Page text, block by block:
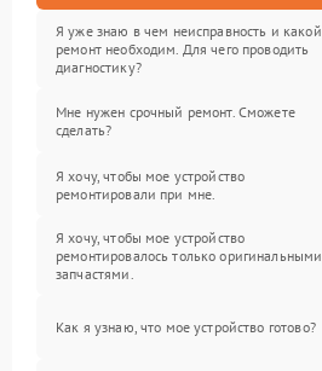
Я уже знаю в чем неисправность и какой
ремонт необходим. Для чего проводить
диагностику?
Мне нужен срочный ремонт. Сможете
сделать?
Я хочу, чтобы мое устройство
ремонтировали при мне.
Я хочу, чтобы мое устройство
ремонтировалось только оригинальными
запчастями.
Как я узнаю, что мое устройство готово?